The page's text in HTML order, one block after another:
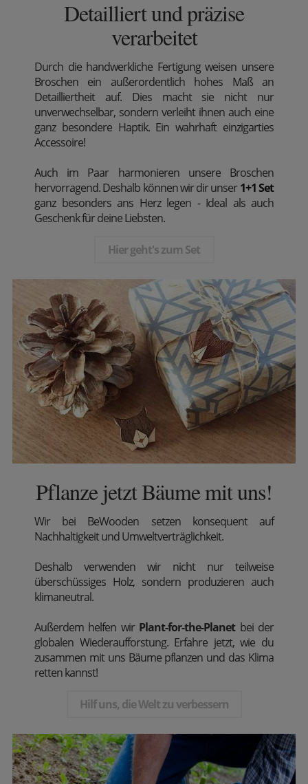
Detailliert und präzise
verarbeitet
Durch die handwerkliche Fertigung weisen unsere
Broschen ein außerordentlich hohes Maß an
Detailliertheit auf. Dies macht sie nicht nur
unverwechselbar, sondern verleiht ihnen auch eine
ganz besondere Haptik. Ein wahrhaft einzigarties
Accessoire!
Auch im Paar harmonieren unsere Broschen
hervorragend. Deshalb können wir dir unser 1+1 Set
ganz besonders ans Herz legen - Ideal als auch
Geschenk für deine Liebsten.
Hier geht's zum Set
Pflanze jetzt Bäume mit uns!
Wir bei BeWooden setzen konsequent auf
Nachhaltigkeit und Umweltverträglichkeit.
Deshalb verwenden wir nicht nur teilweise
überschüssiges Holz, sondern produzieren auch
klimaneutral.
Außerdem helfen wir Plant-for-the-Planetbei der
globalen Wiederaufforstung. Erfahre jetzt, wie du
zusammen mit uns Bäume pflanzen und das Klima
retten kannst!
Hilf uns, die Welt zu verbessern